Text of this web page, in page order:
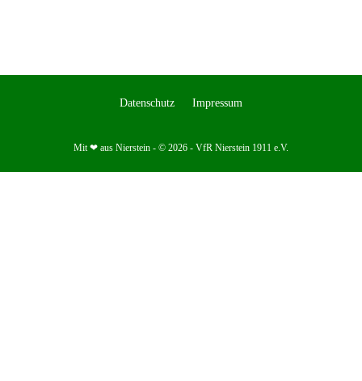
Datenschutz Impressum
Mit ❤ aus Nierstein - © 2026 - VfR Nierstein 1911 e.V.